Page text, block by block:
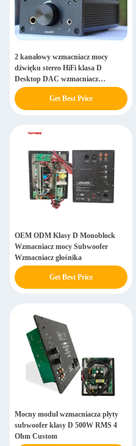
2 kanałowy wzmacniacz mocy
dźwięku stereo HiFi klasa D
Desktop DAC wzmacniacz
słuchawek
Get Best Price
OEM ODM Klasy D Monoblock
Wzmacniacz mocy Subwoofer
Wzmacniacz głośnika
Get Best Price
Mocny moduł wzmacniacza płyty
subwoofer klasy D 500W RMS 4
Ohm Custom